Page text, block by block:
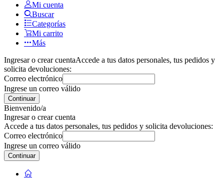
Mi cuenta
Buscar
Categorías
Mi carrito
Más
Ingresar o crear cuentaAccede a tus datos personales, tus pedidos y
solicita devoluciones:
Correo electrónico
Ingrese un correo válido
Continuar
Bienvenido/a
Ingresar o crear cuenta
Accede a tus datos personales, tus pedidos y solicita devoluciones:
Correo electrónico
Ingrese un correo válido
Continuar